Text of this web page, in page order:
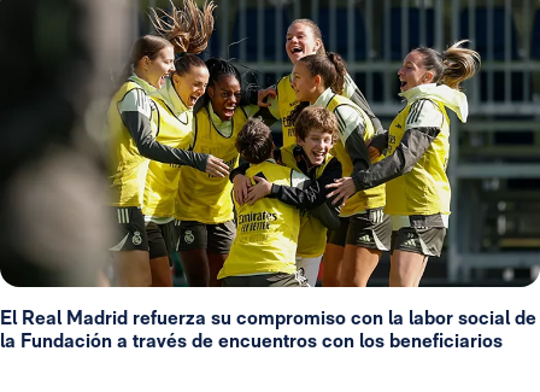
El Real Madrid refuerza su compromiso con la labor social de
la Fundación a través de encuentros con los beneficiarios